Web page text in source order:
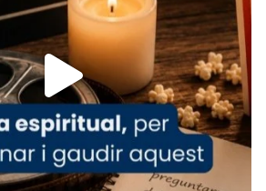
de Barcelona
Juliana i Semproniana ens